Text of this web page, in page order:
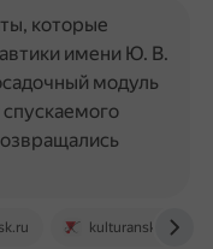
kulturansk.ru
которые
имени Ю. В.
модуль
спускаемого